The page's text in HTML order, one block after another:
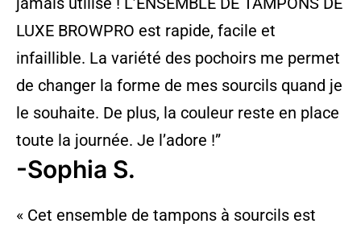
LUXE BROWPRO est rapide, facile et
infaillible. La variété des pochoirs me permet
de changer la forme de mes sourcils quand je
le souhaite. De plus, la couleur reste en place
toute la journée. Je l’adore !”
-Sophia S.
« Cet ensemble de tampons à sourcils est